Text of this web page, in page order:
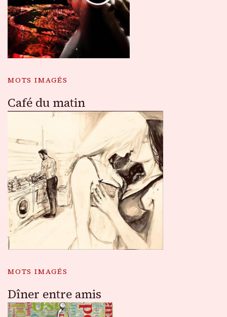
MOTS IMAGÉS
Café du matin
MOTS IMAGÉS
Dîner entre amis